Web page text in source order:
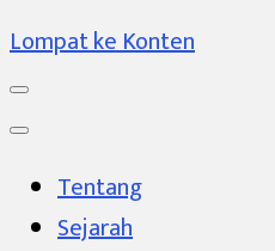
Lompat ke Konten
Tentang
Sejarah